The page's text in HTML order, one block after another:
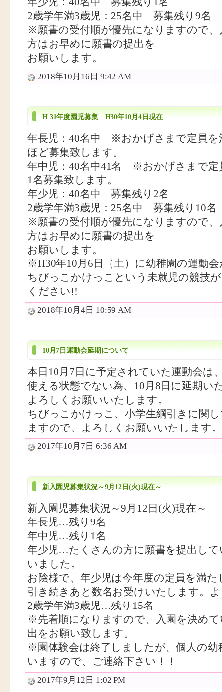
2歳学年満3歳児：25名中 募集残り9名
※願書の受付順が優先になりますので
方はお早めに願書の提出を
お願いします。
2018年10月16日 9:42 AM
H 31年度園児募集 H30年10月4日現在
年長児：40名中 ※おかげさまで定員を
ほど募集致します。
年中児：40名中41名 ※おかげさまで定
1名募集致します。
年少児：40名中 募集残り2名
2歳学年満3歳児：25名中 募集残り10名
※願書の受付順が優先になりますので
方はお早めに願書の提出を
お願いします。
※H30年10月6日（土）に幼稚園の運動
ちびっこかけっこという未就児の競技
ください!!
2018年10月4日 10:59 AM
10月7日運動会延期について
本日10月7日に予定されていた運動会は
使える状態でない為、10月8日に延期い
よろしくお願いいたします。
ちびっこかけっこ、小学生綱引きに関
ますので、よろしくお願いいたします。
2017年10月7日 6:36 AM
新入園児募集状況～9月12日(火)現在～
新入園児募集状況～9月12日(火)現在～
年長児…残り9名
年中児…残り1名
年少児…たくさんの方に願書を提出し
いました。
お陰様で、年少児は今年度の定員を満た
引き続きあと数名お受けいたします。
2歳学年満3歳児…残り15名
※先着順になりますので、入園を決め
出をお願い致します。
※園体験会は終了しましたが、個人の幼
いますので、ご連絡下さい！！
2017年9月12日 1:02 PM